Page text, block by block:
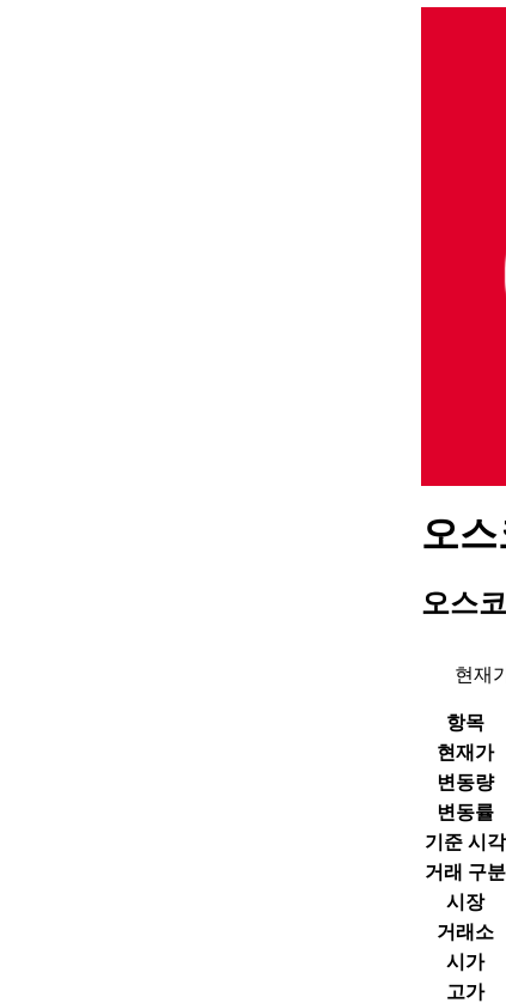
오
오스
현재
항목
현재가
변동량
변동률
기준 시각
거래 구분
시장
거래소
시가
고가